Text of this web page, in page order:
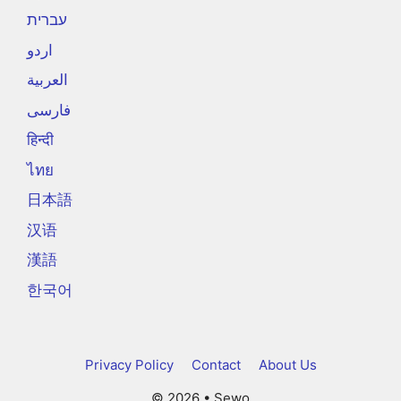
עברית
اردو
العربية
فارسی
हिन्दी
ไทย
日本語
汉语
漢語
한국어
Privacy Policy Contact
About Us
© 2026 • Sewo